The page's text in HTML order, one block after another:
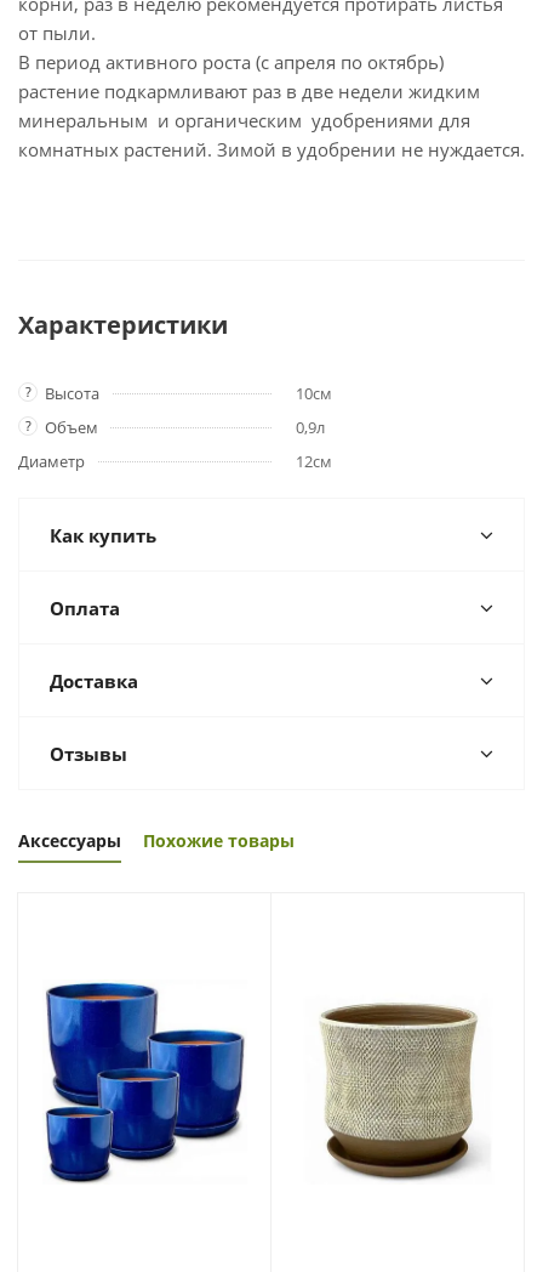
от пыли.
В период активного роста (с апреля по октябрь)
растение подкармливают раз в две недели жидким
минеральным и органическим удобрениями для
комнатных растений. Зимой в удобрении не нуждается.
Характеристики
? Высота 10см
? Объем
0,9л
Диаметр
12см
Как купить
Оплата
Доставка
Отзывы
Аксессуары Похожие товары